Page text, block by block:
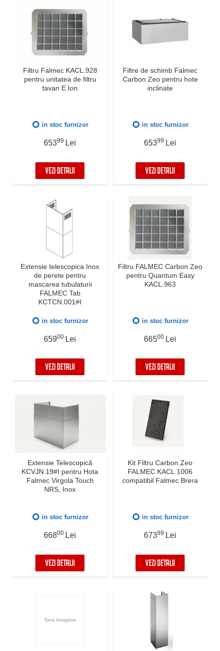
Filtru Falmec KACL.928
pentru unitatea de filtru
tavan E.Ion
in stoc furnizor
65399 Lei
VEZI DETALII
Filtre de schimb Falmec
Carbon Zeo pentru hote
inclinate
in stoc furnizor
65399 Lei
VEZI DETALII
Extensie telescopica Inox
de perete pentru
mascarea tubulaturii
FALMEC Tab
KCTCN.001#I
in stoc furnizor
65900 Lei
VEZI DETALII
Filtru FALMEC Carbon Zeo
pentru Quantum Easy
KACL.963
in stoc furnizor
66500 Lei
VEZI DETALII
Extensie Telescopică
KCVJN.19#I pentru Hota
Falmec Virgola Touch
NRS, Inox
in stoc furnizor
66800 Lei
VEZI DETALII
Kit Filtru Carbon.Zeo
FALMEC KACL.1006
compatibil Falmec Brera
in stoc furnizor
67399 Lei
VEZI DETALII